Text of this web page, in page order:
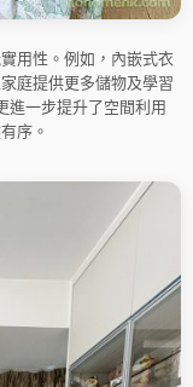
用性。例如，內嵌式衣
庭提供更多儲物及學習
進一步提升了空間利用
序。